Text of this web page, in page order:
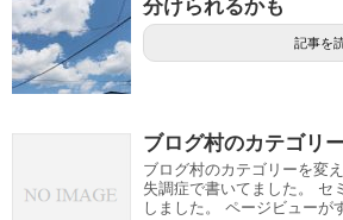
分けられるかも
記事を
ブログ村のカテゴリ
ブログ村のカテゴリーを変
失調症で書いてました。 セ
しました。 ページビューが